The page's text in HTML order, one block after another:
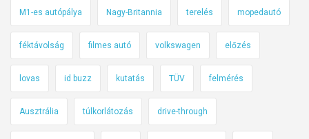
M1-es autópálya Nagy-Britannia terelés mopedautó
féktávolság filmes autó volkswagen előzés
lovas id buzz kutatás TÜV felmérés
Ausztrália túlkorlátozás drive-through